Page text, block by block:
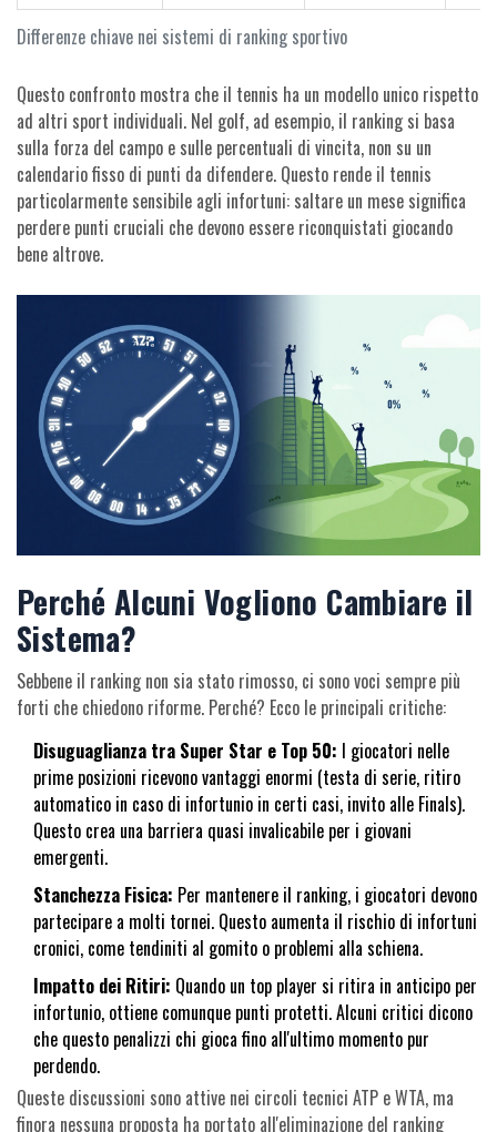
Differenze chiave nei sistemi di ranking sportivo
Questo confronto mostra che il tennis ha un modello unico rispetto
ad altri sport individuali. Nel golf, ad esempio, il ranking si basa
sulla forza del campo e sulle percentuali di vincita, non su un
calendario fisso di punti da difendere. Questo rende il tennis
particolarmente sensibile agli infortuni: saltare un mese significa
perdere punti cruciali che devono essere riconquistati giocando
bene altrove.
Perché Alcuni Vogliono Cambiare il
Sistema?
Sebbene il ranking non sia stato rimosso, ci sono voci sempre più
forti che chiedono riforme. Perché? Ecco le principali critiche:
Disuguaglianza tra Super Star e Top 50: I giocatori nelle
prime posizioni ricevono vantaggi enormi (testa di serie, ritiro
automatico in caso di infortunio in certi casi, invito alle Finals).
Questo crea una barriera quasi invalicabile per i giovani
emergenti.
Stanchezza Fisica: Per mantenere il ranking, i giocatori devono
partecipare a molti tornei. Questo aumenta il rischio di infortuni
cronici, come tendiniti al gomito o problemi alla schiena.
Impatto dei Ritiri: Quando un top player si ritira in anticipo per
infortunio, ottiene comunque punti protetti. Alcuni critici dicono
che questo penalizzi chi gioca fino all'ultimo momento pur
perdendo.
Queste discussioni sono attive nei circoli tecnici ATP e WTA, ma
finora nessuna proposta ha portato all'eliminazione del ranking